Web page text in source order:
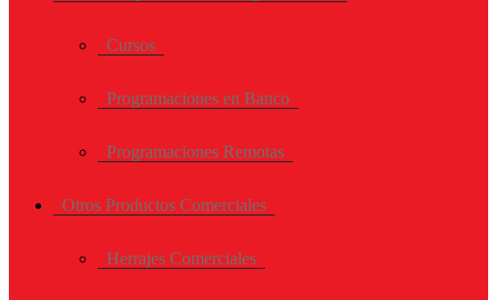
Cursos
Programaciones en Banco
Programaciones Remotas
Otros Productos Comerciales
Herrajes Comerciales